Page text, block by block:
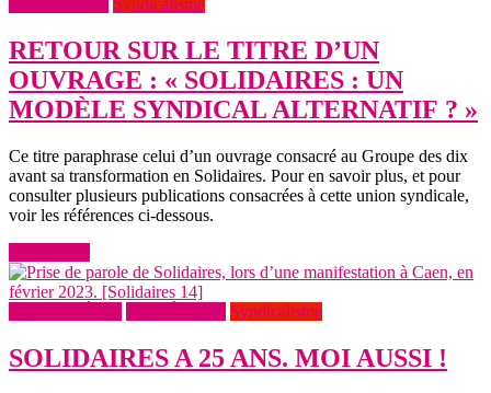
Syndicalisme
RETOUR SUR LE TITRE D’UN
OUVRAGE : « SOLIDAIRES : UN
MODÈLE SYNDICAL ALTERNATIF ? »
Ce titre paraphrase celui d’un ouvrage consacré au Groupe des dix
avant sa transformation en Solidaires. Pour en savoir plus, et pour
consulter plusieurs publications consacrées à cette union syndicale,
voir les références ci-dessous.
Syndicalisme
SOLIDAIRES A 25 ANS. MOI AUSSI !